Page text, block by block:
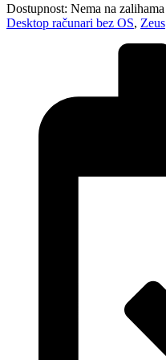
Dostupnost: Nema na zalihama
Desktop računari bez OS, Zeus